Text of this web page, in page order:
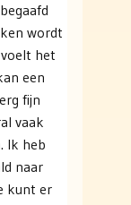
wordt
het
een
fijn
vaak
Ik heb
naar
kunt er